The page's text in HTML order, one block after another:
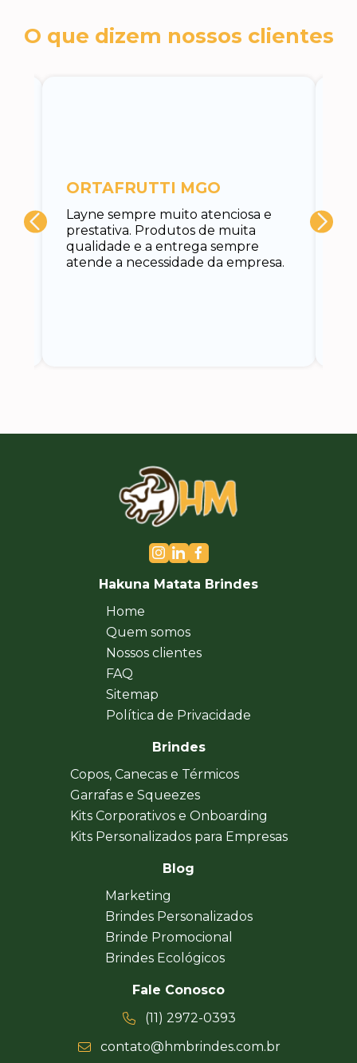
O que dizem nossos clientes
Layne sempre muito atenciosa e
prestativa. Produtos de muita
qualidade e a entrega sempre
atende a necessidade da empresa.
ORTAFRUTTI MGO
Hakuna Matata Brindes
Home
Quem somos
Nossos clientes
FAQ
Sitemap
Política de Privacidade
Brindes
Copos, Canecas e Térmicos
Garrafas e Squeezes
Kits Corporativos e Onboarding
Kits Personalizados para Empresas
Blog
Marketing
Brindes Personalizados
Brinde Promocional
Brindes Ecológicos
Fale Conosco
(11) 2972-0393
contato@hmbrindes.com.br